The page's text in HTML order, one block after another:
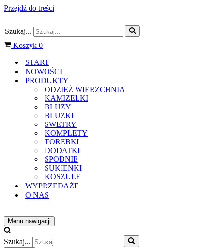
Przejdź do treści
Szukaj...
Koszyk 0
START
NOWOŚCI
PRODUKTY
ODZIEŻ WIERZCHNIA
KAMIZELKI
BLUZY
BLUZKI
SWETRY
KOMPLETY
TOREBKI
DODATKI
SPODNIE
SUKIENKI
KOSZULE
WYPRZEDAŻE
O NAS
Menu nawigacji
Szukaj...